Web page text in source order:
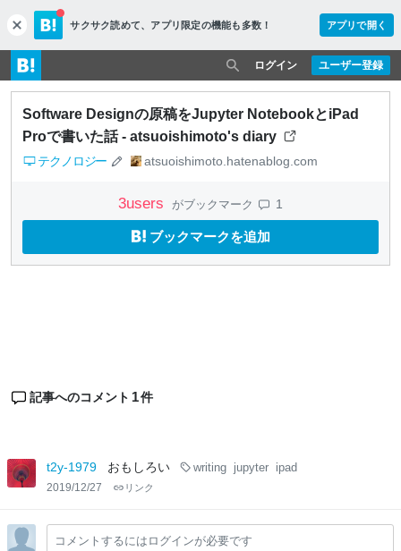
c
l
o
s
e
サクサク読めて、 アプリ限定の機能も多数！ アプリで開く
ユーザー登録
ログイン
Software Designの原稿をJupyter NotebookとiPad
Proで書いた話 - atsuoishimoto's diary
テクノロジー atsuoishimoto.hatenablog.com
3users がブックマーク 1
ブックマークを追加
記事へのコメント 1件
t2y-1979 おもしろい writing jupyter ipad
2019/12/27 リンク
コメントするにはログインが必要です